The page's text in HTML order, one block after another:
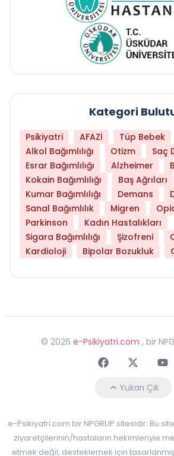
Kategori
Psikiyatri AFAZİ
Tüp Bebek
Alkol Bağımlılığı
Otizm
Saç
Esrar Bağımlılığı
Alzheimer
Kokain Bağımlılığı
Baş Ağrıları
Kumar Bağımlılığı
Demans
Sanal Bağımlılık
Migren
Parkinson
Kadın Hastalıkları
Sigara Bağımlılığı
Şizofreni
Kardioloji
Bipolar Bozukluk
© 2026 e-Psikiyatri.com , bir
FaceebokTwitter
Yukarı Çık
e-Psikiyatri.com bir NPGRUP sitesidir. Bu
ziyaretçilerinin/hastaların hekimleriyle
etmek değil, desteklemek için